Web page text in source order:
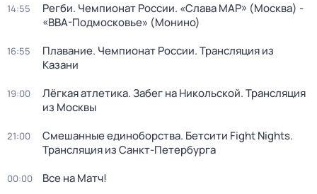
14:55
Регби. Чемпионат России. «Слава МАР» (Москва) -
«ВВА-Подмосковье» (Монино)
16:55
Плавание. Чемпионат России. Трансляция из
Казани
19:00
Лёгкая атлетика. Забег на Никольской. Трансляция
из Москвы
21:00
Смешанные единоборства. Бетсити Fight Nights.
Трансляция из Санкт-Петербурга
00:00 Все на Матч!